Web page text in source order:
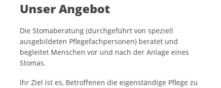
Unser Angebot
Die Stomaberatung (durchgeführt von speziell
ausgebildeten Pflegefachpersonen) beratet und
begleitet Menschen vor und nach der Anlage eines
Stomas.
Ihr Ziel ist es, Betroffenen die eigenständige Pflege zu